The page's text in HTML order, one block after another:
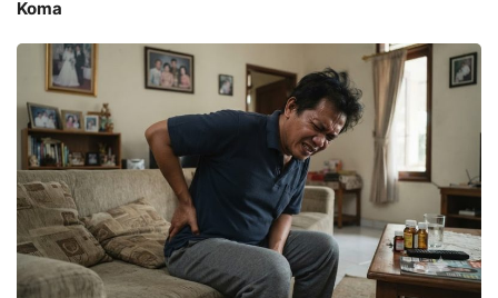
Koma